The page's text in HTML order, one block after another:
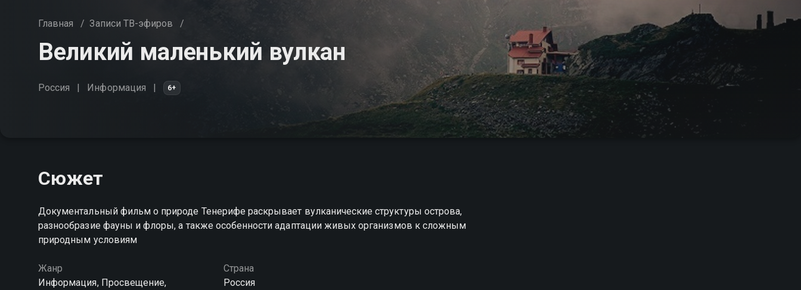
Главная / Записи ТВ-эфиров /
Великий маленький вулкан
Россия Информация 6+
Сюжет
Документальный фильм о природе Тенерифе раскрывает вулканические структуры острова,
разнообразие фауны и флоры, а также особенности адаптации живых организмов к сложным
природным условиям
Жанр
Информация, Просвещение,
Страна
Россия